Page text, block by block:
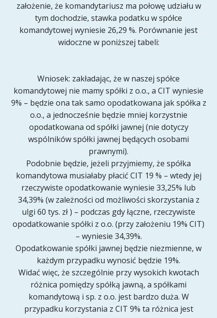
założenie, że komandytariusz ma połowę udziału w
tym dochodzie, stawka podatku w spółce
komandytowej wyniesie 26,29 %. Porównanie jest
widoczne w poniższej tabeli:
Wniosek: zakładając, że w naszej spółce
komandytowej nie mamy spółki z o.o., a CIT wyniesie
9% – będzie ona tak samo opodatkowana jak spółka z
o.o., a jednocześnie będzie mniej korzystnie
opodatkowana od spółki jawnej (nie dotyczy
wspólników spółki jawnej będących osobami
prawnymi).
Podobnie będzie, jeżeli przyjmiemy, że spółka
komandytowa musiałaby płacić CIT 19 % – wtedy jej
rzeczywiste opodatkowanie wyniesie 33,25% lub
34,39% (w zależności od możliwości skorzystania z
ulgi 60 tys. zł ) – podczas gdy łączne, rzeczywiste
opodatkowanie spółki z o.o. (przy założeniu 19% CIT)
– wyniesie 34,39%.
Opodatkowanie spółki jawnej będzie niezmienne, w
każdym przypadku wynosić będzie 19%.
Widać więc, że szczególnie przy wysokich kwotach
różnica pomiędzy spółką jawną, a spółkami
komandytową i sp. z o.o. jest bardzo duża. W
przypadku korzystania z CIT 9% ta różnica jest